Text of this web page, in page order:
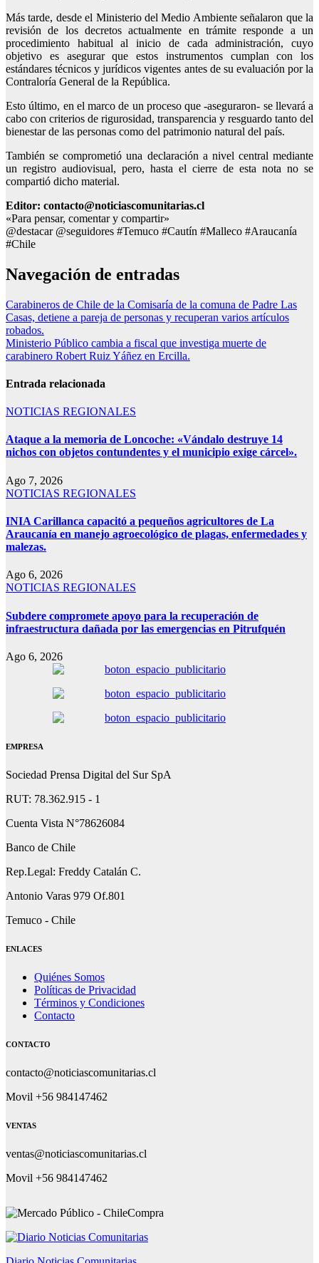
Más tarde, desde el Ministerio del Medio Ambiente señalaron que la
revisión de los decretos actualmente en trámite responde a un
procedimiento habitual al inicio de cada administración, cuyo
objetivo es asegurar que estos instrumentos cumplan con los
estándares técnicos y jurídicos vigentes antes de su evaluación por la
Contraloría General de la República.
Esto último, en el marco de un proceso que -aseguraron- se llevará a
cabo con criterios de rigurosidad, transparencia y resguardo tanto del
bienestar de las personas como del patrimonio natural del país.
También se comprometió una declaración a nivel central mediante
un registro audiovisual, pero, hasta el cierre de esta nota no se
compartió dicho material.
Editor: contacto@noticiascomunitarias.cl
«Para pensar, comentar y compartir»
@destacar @seguidores #Temuco #Cautín #Malleco #Araucanía
#Chile
Navegación de entradas
Carabineros de Chile de la Comisaría de la comuna de Padre Las
Casas, detiene a pareja de personas y recuperan varios artículos
robados.
Ministerio Público cambia a fiscal que investiga muerte de
carabinero Robert Ruiz Yáñez en Ercilla.
Entrada relacionada
NOTICIAS REGIONALES
Ataque a la memoria de Loncoche: «Vándalo destruye 14
nichos con objetos contundentes y el municipio exige cárcel».
Ago 7, 2026
NOTICIAS REGIONALES
INIA Carillanca capacitó a pequeños agricultores de La
Araucanía en manejo agroecológico de plagas, enfermedades y
malezas.
Ago 6, 2026
NOTICIAS REGIONALES
Subdere compromete apoyo para la recuperación de
infraestructura dañada por las emergencias en Pitrufquén
Ago 6, 2026
EMPRESA
Sociedad Prensa Digital del Sur SpA
RUT: 78.362.915 - 1
Cuenta Vista N°78626084
Banco de Chile
Rep.Legal: Freddy Catalán C.
Antonio Varas 979 Of.801
Temuco - Chile
ENLACES
Quiénes Somos
Políticas de Privacidad
Términos y Condiciones
Contacto
CONTACTO
contacto@noticiascomunitarias.cl
Movil +56 984147462
VENTAS
ventas@noticiascomunitarias.cl
Movil +56 984147462